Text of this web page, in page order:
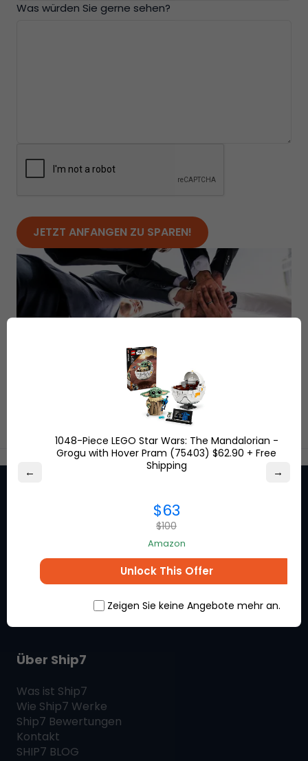
Was würden Sie gerne sehen?
Bleiben Sie auf dem
Laufenden und erhalten Sie
exklusive Rabatte von den
Marken, die Sie lieben.
Über Ship7
Was ist Ship7
Wie Ship7 Werke
Ship7 Bewertungen
Kontakt
SHIP7 BLOG
← →
1048-Piece LEGO Star Wars: The Mandalorian -
Grogu with Hover Pram (75403) $62.90 + Free
Shipping
$63
$100
Amazon
Unlock This Offer
Zeigen Sie keine Angebote mehr an.